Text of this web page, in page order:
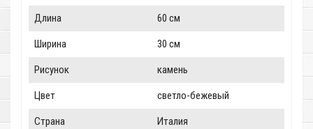
Длина 60 см
Ширина 30 см
Рисунок камень
Цвет светло-бежевый
Страна Италия